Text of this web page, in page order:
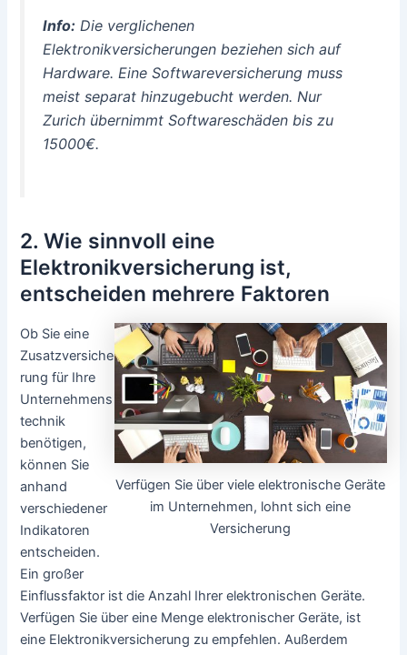
Info: Die verglichenen
Elektronikversicherungen beziehen sich auf
Hardware. Eine Softwareversicherung muss
meist separat hinzugebucht werden. Nur
Zurich übernimmt Softwareschäden bis zu
15000€.
2. Wie sinnvoll eine
Elektronikversicherung ist,
entscheiden mehrere Faktoren
Verfügen Sie über viele elektronische Geräte
im Unternehmen, lohnt sich eine
Versicherung
Ob Sie eine
Zusatzversiche
rung für Ihre
Unternehmens
technik
benötigen,
können Sie
anhand
verschiedener
Indikatoren
entscheiden.
Ein großer
Einflussfaktor ist die Anzahl Ihrer elektronischen Geräte.
Verfügen Sie über eine Menge elektronischer Geräte, ist
eine Elektronikversicherung zu empfehlen. Außerdem